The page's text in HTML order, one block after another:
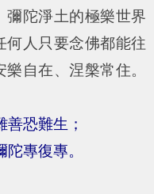
彌陀淨土的極樂世界
何人只要念佛都能往
自在、涅槃常住。
恐難生；
陀專復專。